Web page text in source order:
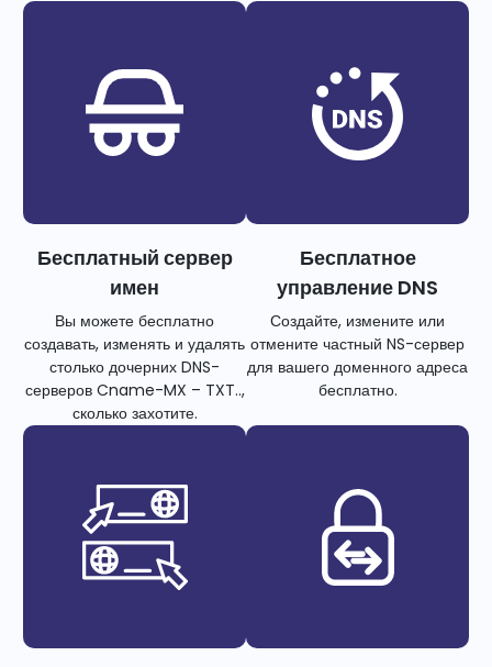
Бесплатный сервер
имен
Вы можете бесплатно
создавать, изменять и удалять
столько дочерних DNS-
серверов Cname-MX – TXT..,
сколько захотите.
Бесплатное
управление DNS
Создайте, измените или
отмените частный NS-сервер
для вашего доменного адреса
бесплатно.